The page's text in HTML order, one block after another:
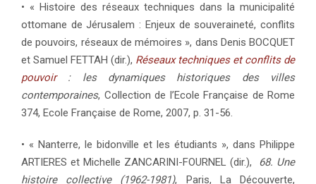
• « Histoire des réseaux techniques dans la municipalité
ottomane de Jérusalem : Enjeux de souveraineté, conflits
de pouvoirs, réseaux de mémoires », dans Denis BOCQUET
et Samuel FETTAH (dir.), Réseaux techniques et conflits de
pouvoir: les dynamiques historiques des villes
contemporaines, Collection de l’Ecole Française de Rome
374, Ecole Française de Rome, 2007, p. 31-56.
• « Nanterre, le bidonville et les étudiants », dans Philippe
ARTIERES et Michelle ZANCARINI-FOURNEL (dir.), 68. Une
histoire collective (1962-1981), Paris, La Découverte,